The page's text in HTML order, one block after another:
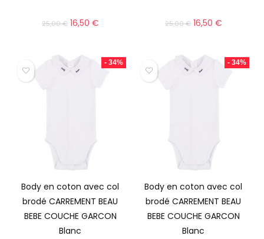
25,00€ 16,50 € 25,00€ 16,50 €
- 34%
Body en coton avec col
brodé CARREMENT BEAU
BEBE COUCHE GARCON
Blanc
- 34%
Body en coton avec col
brodé CARREMENT BEAU
BEBE COUCHE GARCON
Blanc